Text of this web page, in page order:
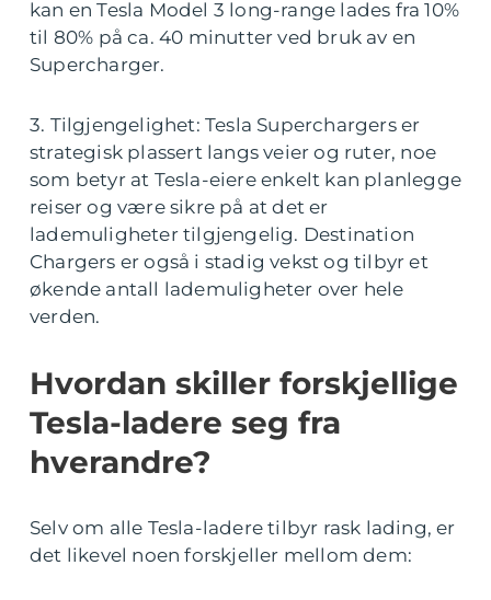
kan en Tesla Model 3 long-range lades fra 10%
til 80% på ca. 40 minutter ved bruk av en
Supercharger.
3. Tilgjengelighet: Tesla Superchargers er
strategisk plassert langs veier og ruter, noe
som betyr at Tesla-eiere enkelt kan planlegge
reiser og være sikre på at det er
lademuligheter tilgjengelig. Destination
Chargers er også i stadig vekst og tilbyr et
økende antall lademuligheter over hele
verden.
Hvordan skiller forskjellige
Tesla-ladere seg fra
hverandre?
Selv om alle Tesla-ladere tilbyr rask lading, er
det likevel noen forskjeller mellom dem: